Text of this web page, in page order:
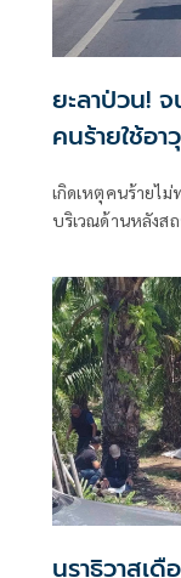
ยะลาป่วน!
คนร้ายใช้อ
เกิดเหตุคนร้ายไ
บริเวณด้านหลังส
นราธิวาสเ